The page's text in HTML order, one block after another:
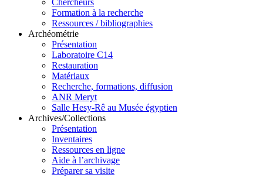
Formation à la recherche
Ressources / bibliographies
Archéométrie
Présentation
Laboratoire C14
Restauration
Matériaux
Recherche, formations, diffusion
ANR Meryt
Salle Hesy-Rê au Musée égyptien
Archives/Collections
Présentation
Inventaires
Ressources en ligne
Aide à l’archivage
Préparer sa visite